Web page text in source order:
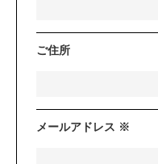
ご住所
メールアドレス ※